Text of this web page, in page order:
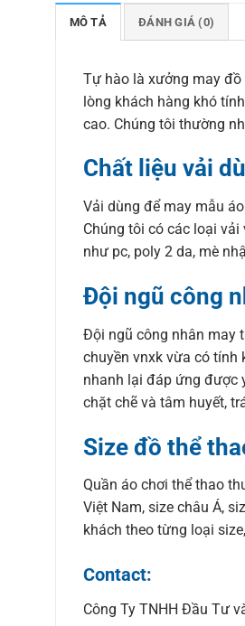
MÔ TẢ ĐÁNH GIÁ (0)
Tự hào là xưởng may đồ
lòng khách hàng khó
cao. Chúng tôi thường
Chất liệu vải
Vải dùng để may mẫu
Chúng tôi có các loại
như pc, poly 2 da, mè
Đội ngũ công
Đội ngũ công nhân may
chuyền vnxk vừa có tính
nhanh lại đáp ứng được
chặt chẽ và tâm huyết,
Size đồ thể
Quần áo chơi thể thao
Việt Nam, size châu Á,
khách theo từng loại
Contact:
Công Ty TNHH Đầu Tư